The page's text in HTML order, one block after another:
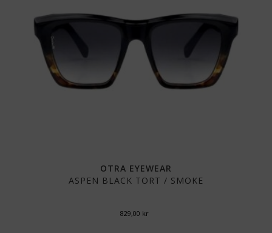
OTRA EYEWEAR
ASPEN BLACK TORT / SMOKE
829,00 kr